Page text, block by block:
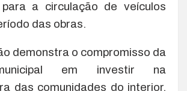
a circulação de veículos
das obras.
demonstra o compromisso da
em investir na
das comunidades do interior,